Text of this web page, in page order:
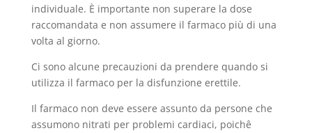
individuale. È importante non superare la dose
raccomandata e non assumere il farmaco più di una
volta al giorno.
Ci sono alcune precauzioni da prendere quando si
utilizza il farmaco per la disfunzione erettile.
Il farmaco non deve essere assunto da persone che
assumono nitrati per problemi cardiaci, poichê